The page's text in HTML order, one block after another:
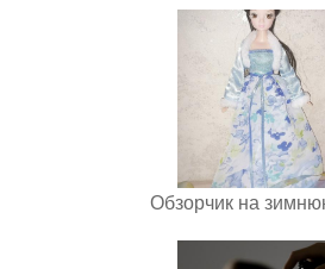
Обзорчик на